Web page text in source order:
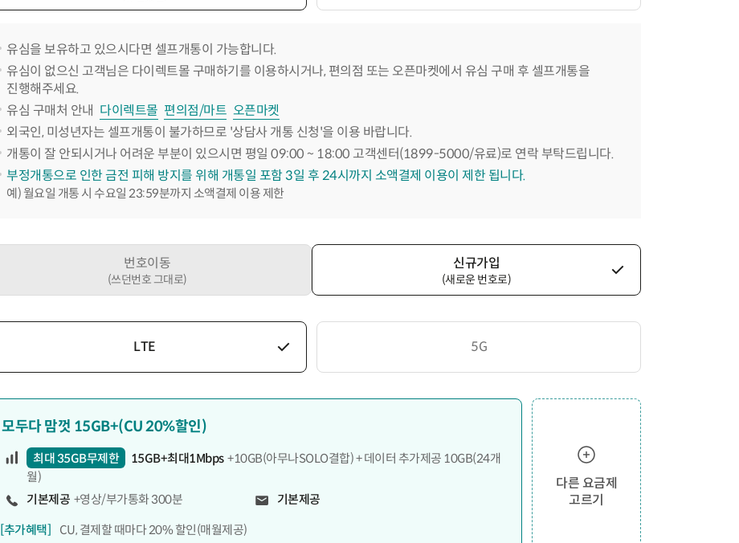
유심을 보유하고 있으시다면 셀프개통이 가능합니다.
유심이 없으신 고객님은 다이렉트몰 구매하기를 이용하시거나, 편의점 또는 오픈마켓에서 유심 구매 후 셀프개통을
진행해주세요.
유심 구매처 안내 다이렉트몰 편의점/마트 오픈마켓
외국인, 미성년자는 셀프개통이 불가하므로 '상담사 개통 신청'을 이용 바랍니다.
개통이 잘 안되시거나 어려운 부분이 있으시면 평일 09:00 ~ 18:00 고객센터(1899-5000/유료)로 연락 부탁드립니다.
부정개통으로 인한 금전 피해 방지를 위해 개통일 포함 3일 후 24시까지 소액결제 이용이 제한 됩니다.
예) 월요일 개통 시 수요일 23:59분까지 소액결제 이용 제한
번호이동
(쓰던번호 그대로)
신규가입
(새로운 번호로)
LTE 5G
모두다 맘껏 15GB+(CU 20%할인)
최대 35GB무제한 15GB+최대1Mbps +10GB(아무나SOLO결합) + 데이터 추가제공 10GB(24개
월)
기본제공 +영상/부가통화 300분
기본제공
[추가혜택]
CU, 결제할 때마다 20% 할인(매월제공)
다른 요금제
고르기